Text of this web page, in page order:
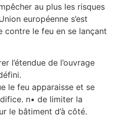
au plus les risques
européenne s’est
contre le feu en se lançant
l’étendue de l’ouvrage
le feu apparaisse et se
n• de limiter la
le bâtiment d’à côté.